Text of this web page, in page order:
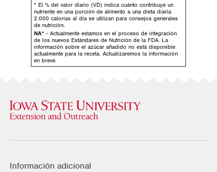
* El % del valor diario (VD) indica cuánto contribuye un
nutriente en una porción de alimento a una dieta diaria.
2.000 calorías al día se utilizan para consejos generales
de nutrición.
NA* - Actualmente estamos en el proceso de integración
de los nuevos Estándares de Nutrición de la FDA. La
información sobre el azúcar añadido no está disponible
actualmente para la receta. Actualizaremos la información
en breve.
Información adicional